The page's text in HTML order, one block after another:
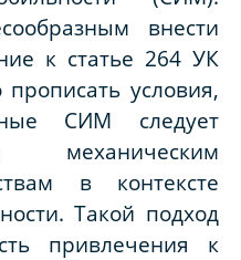
внести
к статье 264 УК
условия,
СИМ следует
механическим
в контексте
Такой подход
привлечения к